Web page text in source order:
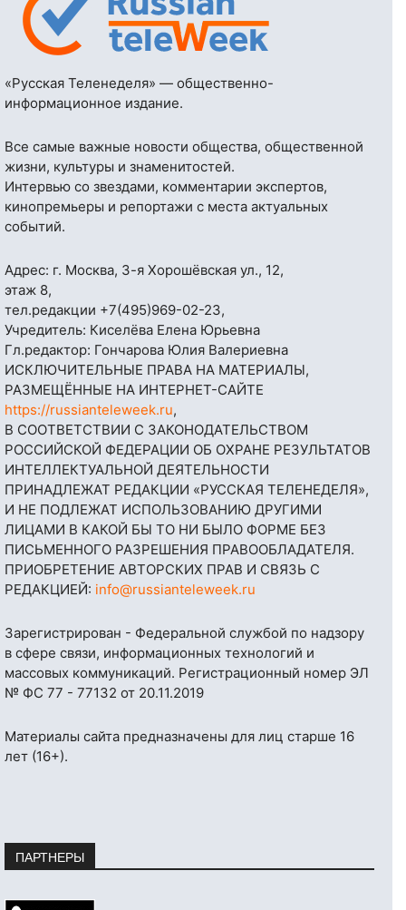
«Русская Теленеделя» — общественно-
информационное издание.
Все самые важные новости общества, общественной
жизни, культуры и знаменитостей.
Интервью со звездами, комментарии экспертов,
кинопремьеры и репортажи с места актуальных
событий.
Адрес: г. Москва, 3-я Хорошёвская ул., 12,
этаж 8,
тел.редакции +7(495)969-02-23,
Учредитель: Киселёва Елена Юрьевна
Гл.редактор: Гончарова Юлия Валериевна
ИСКЛЮЧИТЕЛЬНЫЕ ПРАВА НА МАТЕРИАЛЫ,
РАЗМЕЩЁННЫЕ НА ИНТЕРНЕТ-САЙТЕ
https://russianteleweek.ru,
В СООТВЕТСТВИИ С ЗАКОНОДАТЕЛЬСТВОМ
РОССИЙСКОЙ ФЕДЕРАЦИИ ОБ ОХРАНЕ РЕЗУЛЬТАТОВ
ИНТЕЛЛЕКТУАЛЬНОЙ ДЕЯТЕЛЬНОСТИ
ПРИНАДЛЕЖАТ РЕДАКЦИИ «РУССКАЯ ТЕЛЕНЕДЕЛЯ»,
И НЕ ПОДЛЕЖАТ ИСПОЛЬЗОВАНИЮ ДРУГИМИ
ЛИЦАМИ В КАКОЙ БЫ ТО НИ БЫЛО ФОРМЕ БЕЗ
ПИСЬМЕННОГО РАЗРЕШЕНИЯ ПРАВООБЛАДАТЕЛЯ.
ПРИОБРЕТЕНИЕ АВТОРСКИХ ПРАВ И СВЯЗЬ С
РЕДАКЦИЕЙ: info@russianteleweek.ru
Зарегистрирован - Федеральной службой по надзору
в сфере связи, информационных технологий и
массовых коммуникаций. Регистрационный номер ЭЛ
№ ФС 77 - 77132 от 20.11.2019
Материалы сайта предназначены для лиц старше 16
лет (16+).
ПАРТНЕРЫ